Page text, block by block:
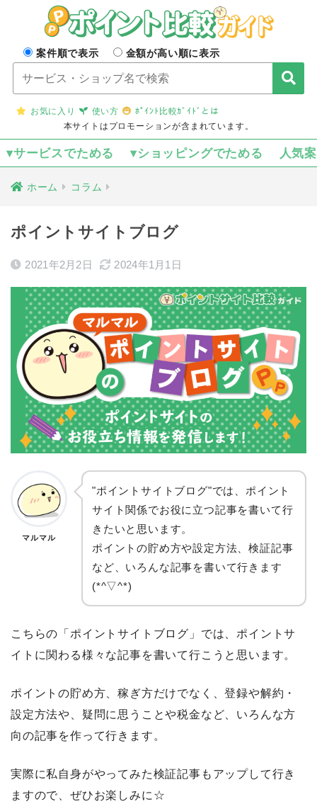
案件順で表示 金額が高い順に表示
お気に入り 使い方
ﾎﾟｲﾝﾄ比較ｶﾞｲﾄﾞとは
本サイトはプロモーションが含まれています。
▾サービスでためる ▾ショッピングでためる 人気
ホーム コラム
ポイントサイトブログ
2021年2月2日 2024年1月1日
マルマル
"ポイントサイトブログ"では、ポイント
サイト関係でお役に立つ記事を書いて行
きたいと思います。
ポイントの貯め方や設定方法、検証記事
など、いろんな記事を書いて行きます
(*^▽^*)
こちらの「ポイントサイトブログ」では、ポイントサ
イトに関わる様々な記事を書いて行こうと思います。
ポイントの貯め方、稼ぎ方だけでなく、登録や解約・
設定方法や、疑問に思うことや税金など、いろんな方
向の記事を作って行きます。
実際に私自身がやってみた検証記事もアップして行き
ますので、ぜひお楽しみに☆